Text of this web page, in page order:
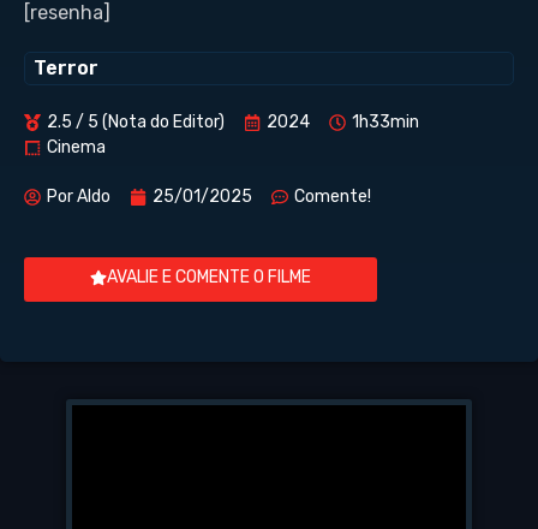
[resenha]
Terror
2.5 / 5 (Nota do Editor) 2024
1h33min
Cinema
PorAldo 25/01/2025 Comente!
AVALIE E COMENTE O FILME